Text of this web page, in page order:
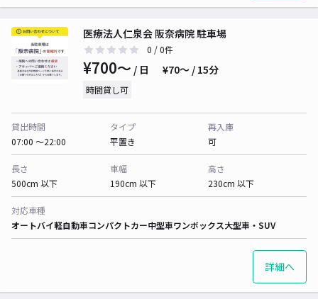
医療法人仁泉会 阪奈病院 駐車場
0 / 0件
¥700〜 / 日 ¥70〜 / 15分
時間貸し可
貸出時間
07:00 〜22:00
タイプ
平置き
再入庫
可
長さ
500cm 以下
車幅
190cm 以下
高さ
230cm 以下
対応車種
オートバイ軽自動車コンパクトカー中型車ワンボックス大型車・SUV
詳細へ